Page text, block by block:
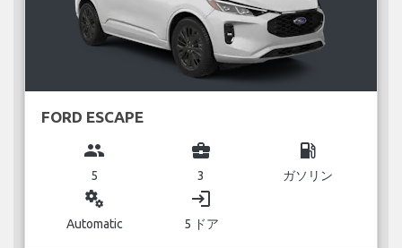
FORD ESCAPE
group
5
business_center
3
local_gas_station
ガソリン
miscellaneous_services
Automatic
login
5 ドア